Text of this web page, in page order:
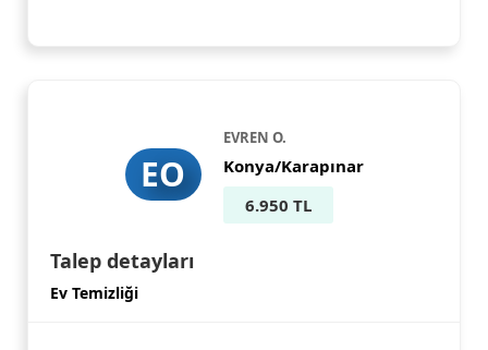
EO
EVREN O.
Konya/Karapınar
6.950 TL
Talep detayları
Ev Temizliği